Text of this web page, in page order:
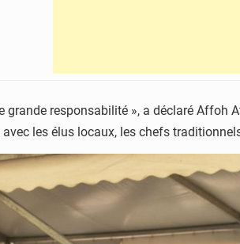
responsabilité », a déclaré Affoh
les élus locaux, les chefs